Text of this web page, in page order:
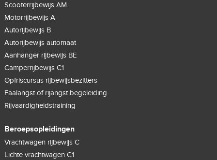
Scooterrijbewijs AM
Motorrijbewijs A
Autorijbewijs B
Autorijbewijs automaat
Aanhanger rijbewijs BE
Camperrijbewijs C1
Opfriscursus rijbewijsbezitters
Faalangst of rijangst begeleiding
Rijvaardigheidstraining
Beroepsopleidingen
Vrachtwagen rijbewijs C
Lichte vrachtwagen C1